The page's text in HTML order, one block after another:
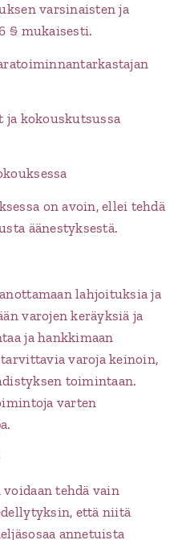
varsinaisten ja
§ mukaisesti.
kokouskutsussa
on avoin, ellei tehdä
äänestyksestä.
lahjoituksia ja
varojen keräyksiä ja
ja hankkimaan
varoja keinoin,
toimintaan.
varten
tehdä vain
että niitä
annetuista